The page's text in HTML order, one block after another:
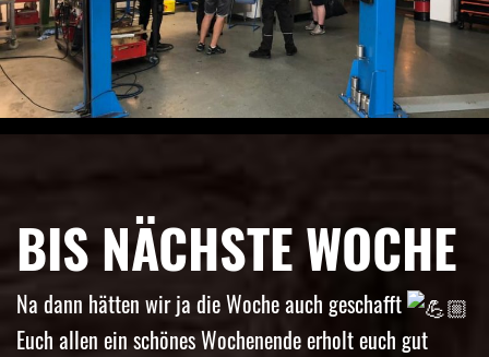
BIS NÄCHSTE WOCHE
Na dann hätten wir ja die Woche auch geschafft
Euch allen ein schönes Wochenende erholt euch gut